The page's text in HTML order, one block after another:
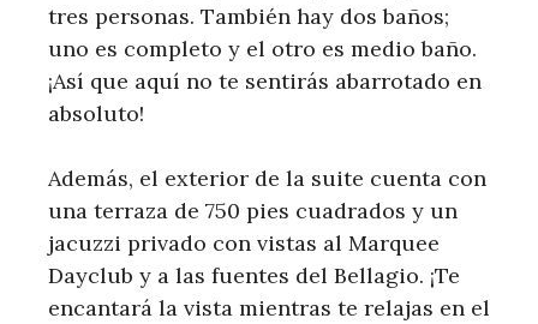
tres personas. También hay dos baños;
uno es completo y el otro es medio baño.
¡Así que aquí no te sentirás abarrotado en
absoluto!
Además, el exterior de la suite cuenta con
una terraza de 750 pies cuadrados y un
jacuzzi privado con vistas al Marquee
Dayclub y a las fuentes del Bellagio. ¡Te
encantará la vista mientras te relajas en el